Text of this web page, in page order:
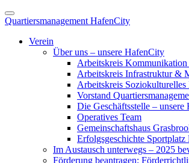
Quartiersmanagement HafenCity
Verein
Über uns – unsere HafenCity
Arbeitskreis
Arbeitskreis Infrastruktur &
Arbeitskreis Soziokulturelles
Vorstand
Die Geschäftsstelle – unsere
Operatives Team
Gemeinschaftshaus
Erfolgsgeschichte Sportplatz
Im Austausch unterwegs – 2025
Förderung beantragen: